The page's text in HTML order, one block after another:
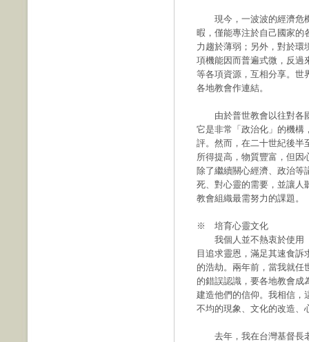
現今，一波波的經濟危機
暇，僅能專注於自己國家的
力趨於薄弱；另外，對於環
項機能因而普遍式微，反過
等各項資源，互相分享。世
各地教會作連結。
由於普世教會以往對各國
它是非常「政治化」的機構
評。然而，在二十世紀後半
所得提高，物質豐富，但因
除了繼續關心經濟、政治等
死、對心靈的需要，並讓人
教會組織最需努力的課題。
※ 培育心靈文化
我個人並不熱衷於使用「
目追求靈恩，滿足其速食
的浩劫。兩年前，當我就任
的錯誤認識，要各地教會成
建造他們的信仰。我相信，
不均的現象、文化的改造、
去年，我在台灣基督長老